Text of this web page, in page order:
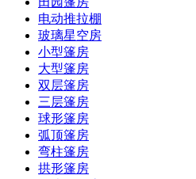
电动推拉棚
玻璃星空房
小型篷房
大型篷房
双层篷房
三层篷房
球形篷房
弧顶篷房
弯柱篷房
拱形篷房